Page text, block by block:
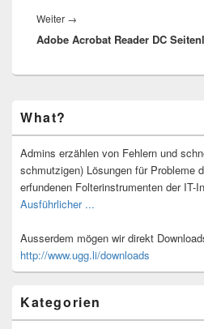
Weiter →
Beitrag:
Adobe Acrobat Reader DC
Seitenleisten-
Widgetbereich
What?
Admins erzählen von Fehlern und
schmutzigen) Lösungen für Probleme
erfundenen Folterinstrumenten der IT-
Ausführlicher ...
Ausserdem mögen wir direkt
http://www.ugg.li/downloads
Kategorien